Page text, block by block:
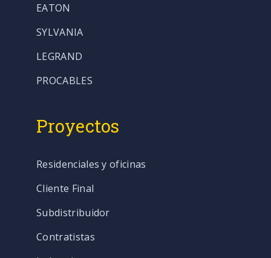
EATON
SYLVANIA
LEGRAND
PROCABLES
Proyectos
Residenciales y oficinas
Cliente Final
Subdistribuidor
Contratistas